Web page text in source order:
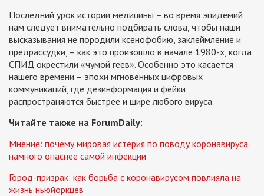
Последний урок истории медицины – во время эпидемий
нам следует внимательно подбирать слова, чтобы наши
высказывания не породили ксенофобию, заклеймление и
предрассудки, – как это произошло в начале 1980-х, когда
СПИД окрестили «чумой геев». Особенно это касается
нашего времени – эпохи мгновенных цифровых
коммуникаций, где дезинформация и фейки
распространяются быстрее и шире любого вируса.
Читайте также на ForumDaily:
Мнение: почему мировая истерия по поводу коронавируса
намного опаснее самой инфекции
Город-призрак: как борьба с коронавирусом повлияла на
жизнь ньюйоркцев